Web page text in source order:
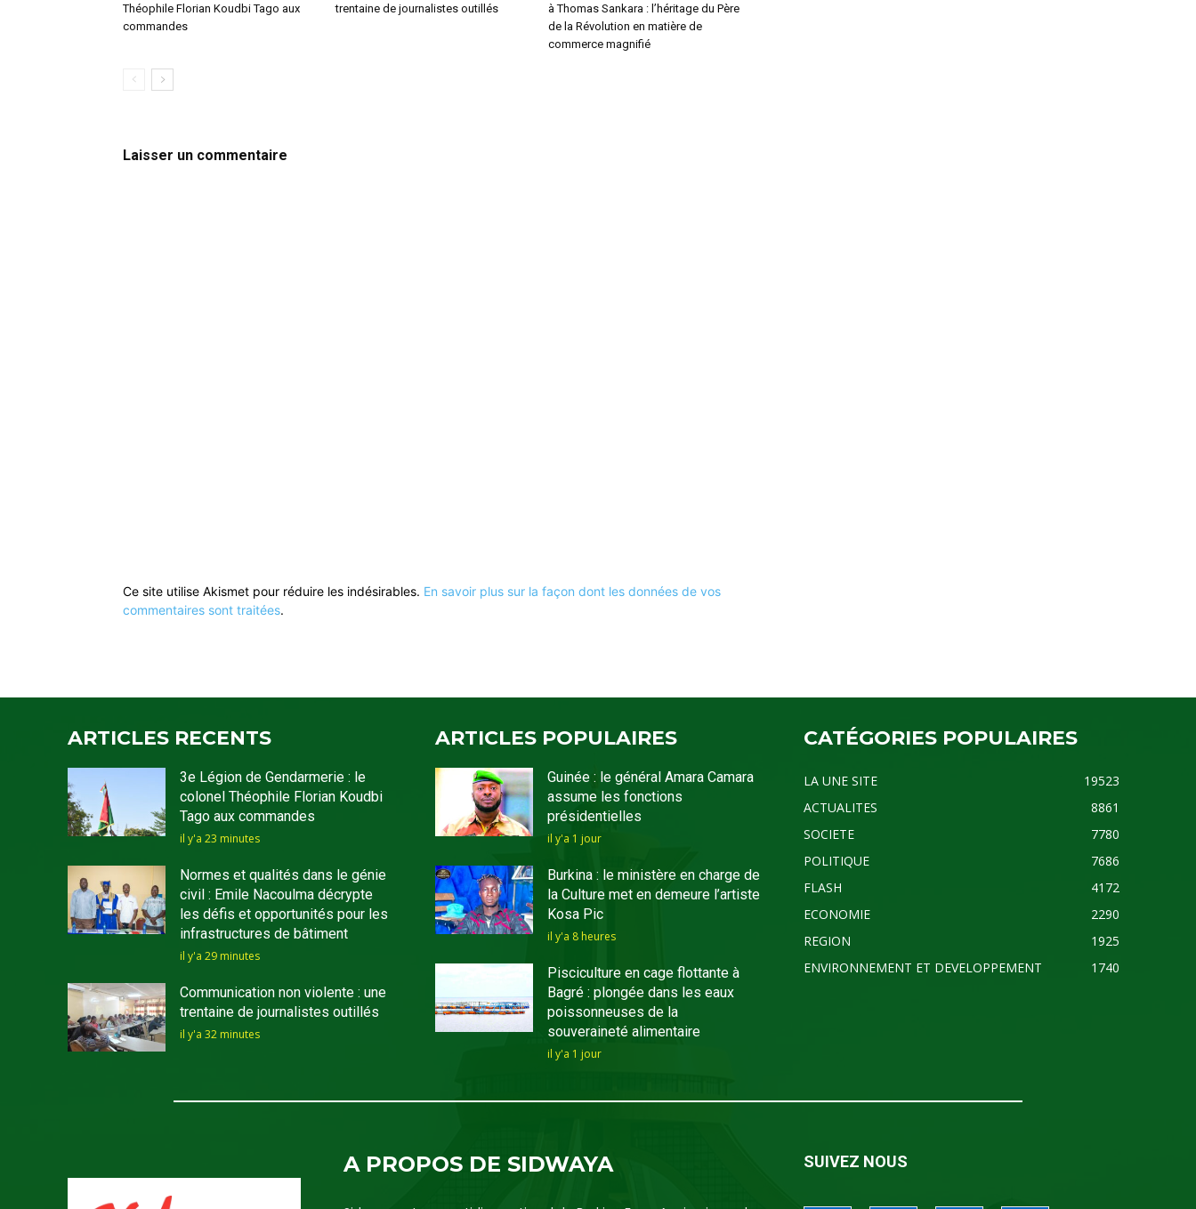
Théophile Florian Koudbi Tago aux
commandes
trentaine de journalistes outillés
à Thomas Sankara : l’héritage du Père
de la Révolution en matière de
commerce magnifié
Laisser un commentaire
Ce site utilise Akismet pour réduire les indésirables. En savoir plus sur la façon dont les données de vos
commentaires sont traitées.
ARTICLES RECENTS
3e Légion de Gendarmerie : le
colonel Théophile Florian Koudbi
Tago aux commandes
il y'a 23 minutes
Normes et qualités dans le génie
civil : Emile Nacoulma décrypte
les défis et opportunités pour les
infrastructures de bâtiment
il y'a 29 minutes
Communication non violente : une
trentaine de journalistes outillés
il y'a 32 minutes
ARTICLES POPULAIRES
Guinée : le général Amara Camara
assume les fonctions
présidentielles
il y'a 1 jour
Burkina : le ministère en charge de
la Culture met en demeure l’artiste
Kosa Pic
il y'a 8 heures
Pisciculture en cage flottante à
Bagré : plongée dans les eaux
poissonneuses de la
souveraineté alimentaire
il y'a 1 jour
CATÉGORIES POPULAIRES
LA UNE SITE
19523
ACTUALITES
8861
SOCIETE
7780
POLITIQUE
7686
FLASH
4172
ECONOMIE
2290
REGION
1925
ENVIRONNEMENT ET DEVELOPPEMENT
1740
A PROPOS DE SIDWAYA SUIVEZ NOUS